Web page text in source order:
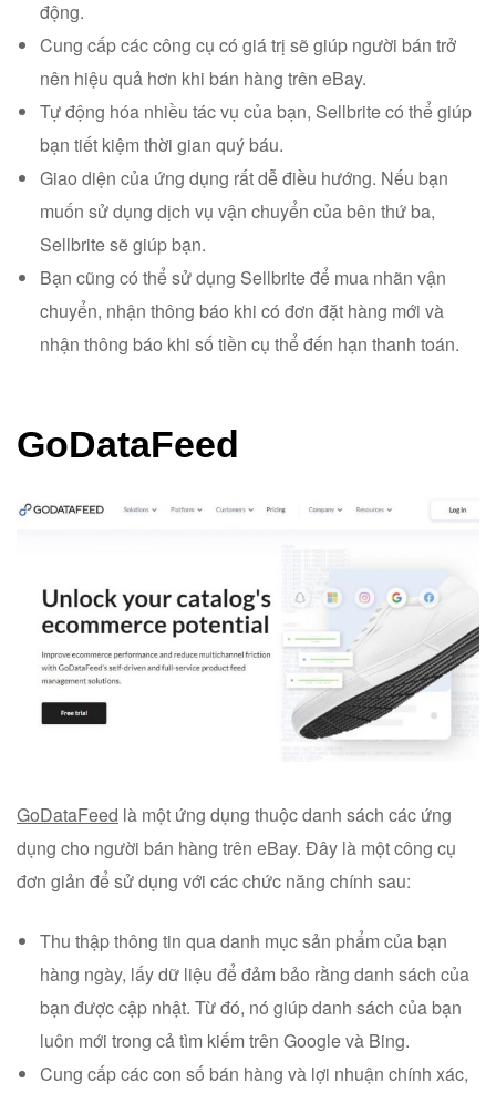
động.
Cung cấp các công cụ có giá trị sẽ giúp người bán trở
nên hiệu quả hơn khi bán hàng trên eBay.
Tự động hóa nhiều tác vụ của bạn, Sellbrite có thể giúp
bạn tiết kiệm thời gian quý báu.
Giao diện của ứng dụng rất dễ điều hướng. Nếu bạn
muốn sử dụng dịch vụ vận chuyển của bên thứ ba,
Sellbrite sẽ giúp bạn.
Bạn cũng có thể sử dụng Sellbrite để mua nhãn vận
chuyển, nhận thông báo khi có đơn đặt hàng mới và
nhận thông báo khi số tiền cụ thể đến hạn thanh toán.
GoDataFeed
GoDataFeed là một ứng dụng thuộc danh sách các ứng
dụng cho người bán hàng trên eBay. Đây là một công cụ
đơn giản để sử dụng với các chức năng chính sau:
Thu thập thông tin qua danh mục sản phẩm của bạn
hàng ngày, lấy dữ liệu để đảm bảo rằng danh sách của
bạn được cập nhật. Từ đó, nó giúp danh sách của bạn
luôn mới trong cả tìm kiếm trên Google và Bing.
Cung cấp các con số bán hàng và lợi nhuận chính xác,